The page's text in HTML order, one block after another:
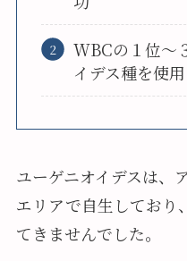
WBCの１位～
イデス種を使用
ユーゲニオイデスは、
エリアで自生しており
てきませんでした。